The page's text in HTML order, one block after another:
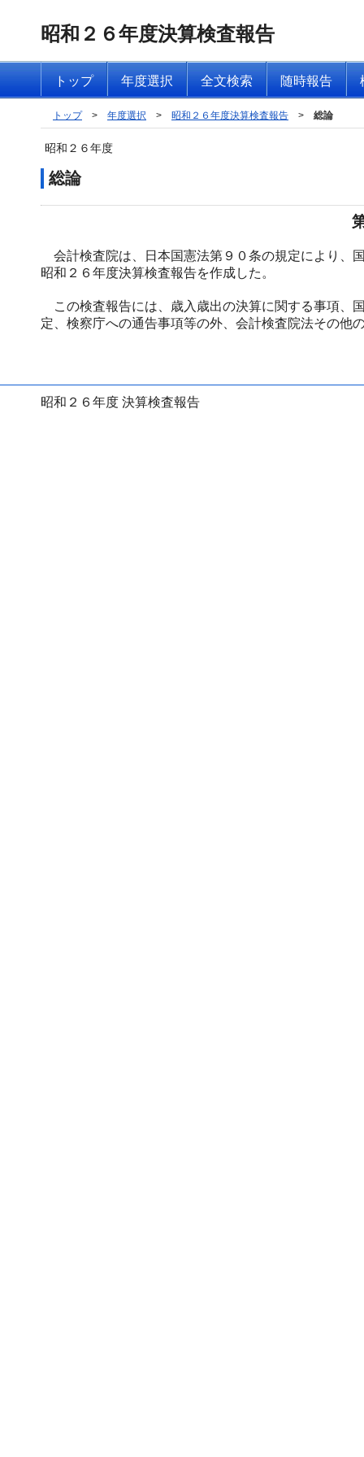
昭和２６年度決算検査報告
トップ 年度選択 全文検索 随時報告
トップ > 年度選択 > 昭和２６年度決算検査報告 > 総論
昭和２６年度
総論
会計検査院は、日本国憲法第９０条の規定により、
昭和２６年度決算検査報告を作成した。
この検査報告には、歳入歳出の決算に関する事項、
定、検察庁への通告事項等の外、会計検査院法その他
昭和２６年度 決算検査報告